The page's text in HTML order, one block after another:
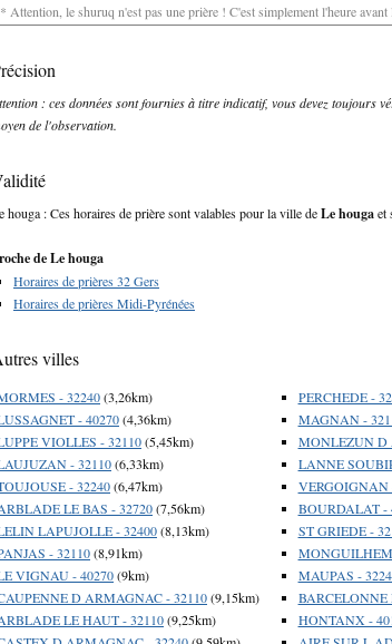
* Attention, le shuruq n'est pas une prière ! C'est simplement l'heure
: ces données sont fournies à titre indicatif, vous devez toujours
de l'observation.
houga : Ces horaires de prière sont valables pour la ville deLe hougaet
de Le houga
Horaires de prières 32 Gers
Horaires de prières Midi-Pyrénées
villes
- 32240(3,26km)
- 40270(4,36km)
VIOLLES - 32110(5,45km)
- 32110(6,33km)
- 32240(6,47km)
LE BAS - 32720(7,56km)
LAPUJOLLE - 32400(8,13km)
- 32110(8,91km)
VIGNAU - 40270(9km)
D ARMAGNAC - 32110(9,15km)
LE HAUT - 32110(9,25km)
PERCHEDE -
MAGNAN -
MONLEZUN D
LANNE
VERGOIGNAN
BOURDALAT -
ST GRIEDE -
MAUPAS -
BARCELONNE
HONTANX -